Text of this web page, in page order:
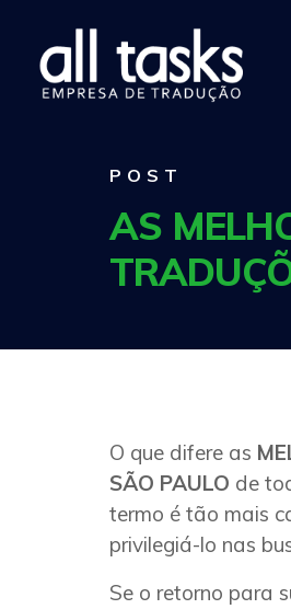
POST
AS
O que difere as
SÃO PAULO de
termo é tão mais
privilegiá-lo nas
Se o retorno para